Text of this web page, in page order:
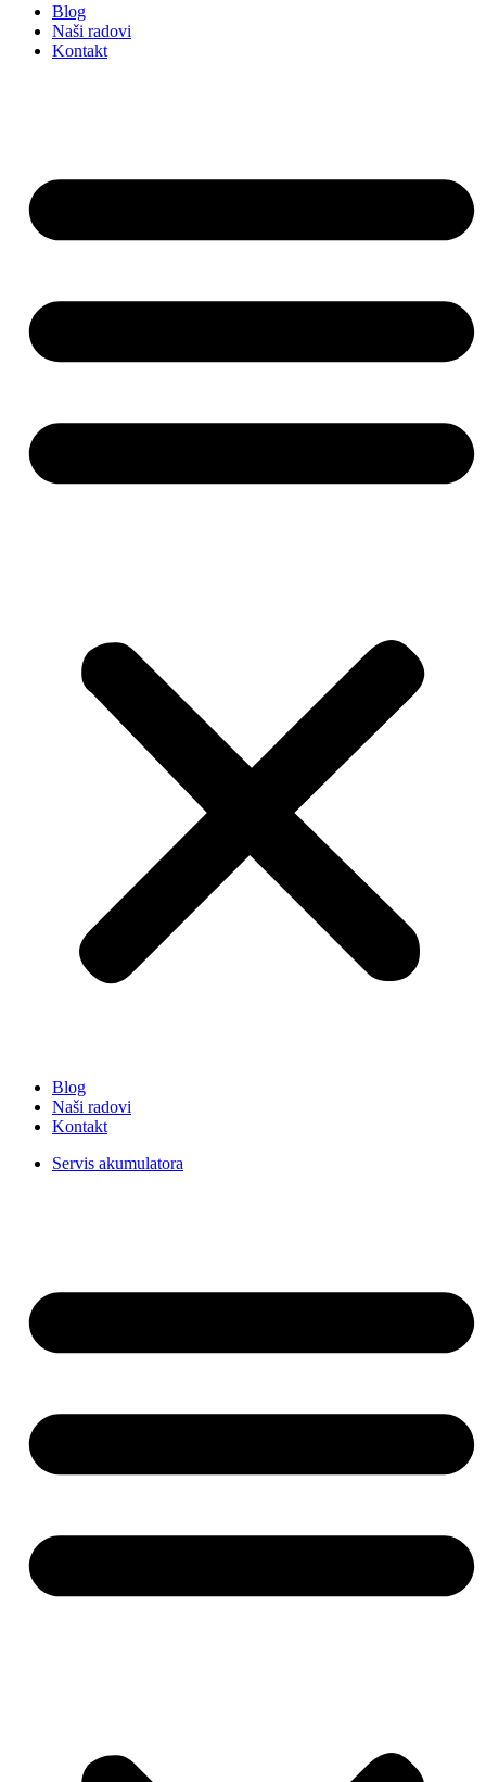
Blog
Naši radovi
Kontakt
Blog
Naši radovi
Kontakt
Servis akumulatora